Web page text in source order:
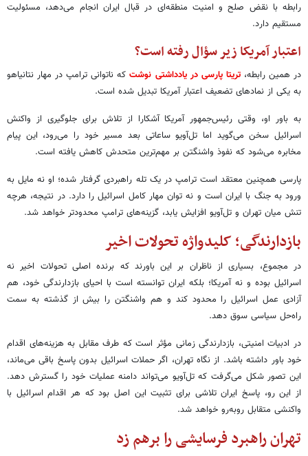
رابطه با نقض صلح و امنیت منطقه‌ای در قبال ایران انجام می‌دهد، مسئولیت
مستقیم دارد.
اعتبار آمریکا زیر سؤال رفته است؟
در همین رابطه،تریتا پارسی در یادداشتی نوشتکه ناتوانی ترامپ در مهار نتانیاهو
به یکی از نمادهای تضعیف اعتبار آمریکا تبدیل شده است.
به باور او، وقتی رئیس‌جمهور آمریکا آشکارا از تلاش برای جلوگیری از واکنش
اسرائیل سخن می‌گوید اما تل‌آویو ساعاتی بعد مسیر خود را می‌رود، این پیام
مخابره می‌شود که نفوذ واشنگتن بر مهم‌ترین متحدش کاهش یافته است.
پارسی همچنین معتقد است ترامپ در یک تله راهبردی گرفتار شده؛ او نه مایل به
ورود به جنگ با ایران است و نه توان مهار کامل اسرائیل را دارد. در نتیجه، هرچه
تنش میان تهران و تل‌آویو افزایش یابد، گزینه‌های ترامپ محدودتر خواهد شد.
بازدارندگی؛ کلیدواژه تحولات اخیر
در مجموع، بسیاری از ناظران بر این باورند که برنده اصلی تحولات اخیر نه
اسرائیل بوده و نه آمریکا؛ بلکه ایران توانسته است با احیای بازدارندگی خود، هم
آزادی عمل اسرائیل را محدود کند و هم واشنگتن را بیش از گذشته به سمت
راه‌حل سیاسی سوق دهد.
در ادبیات امنیتی، بازدارندگی زمانی مؤثر است که طرف مقابل به هزینه‌های اقدام
خود باور داشته باشد. از نگاه تهران، اگر حملات اسرائیل بدون پاسخ باقی می‌ماند،
این تصور شکل می‌گرفت که تل‌آویو می‌تواند دامنه عملیات خود را گسترش دهد.
از این رو، پاسخ ایران تلاشی برای تثبیت این اصل بود که هر اقدام اسرائیل با
واکنشی متقابل روبه‌رو خواهد شد.
تهران راهبرد فرسایشی را برهم زد